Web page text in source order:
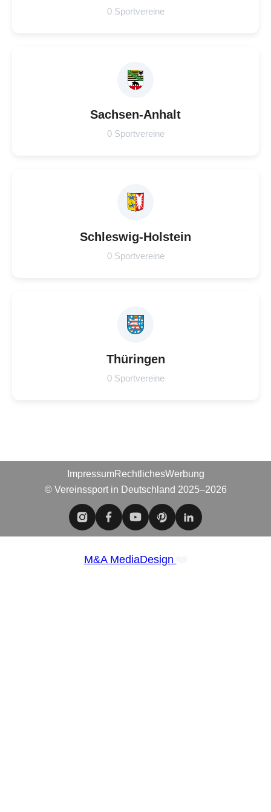
0 Sportvereine
Sachsen-Anhalt
0 Sportvereine
Schleswig-Holstein
0 Sportvereine
Thüringen
0 Sportvereine
ImpressumRechtlichesWerbung
© Vereinssport in Deutschland 2025–2026
M&A MediaDesign